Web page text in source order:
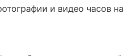
и видео часов на